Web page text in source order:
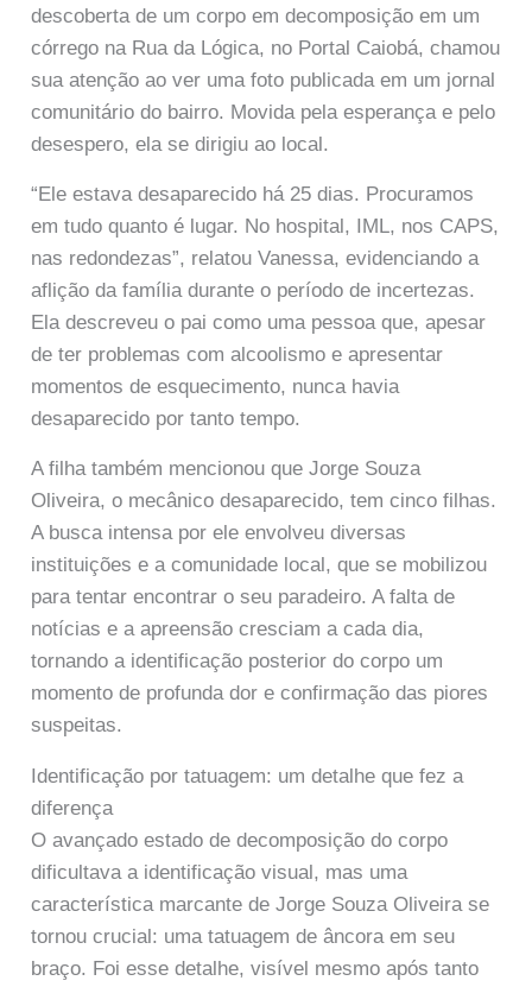
descoberta de um corpo em decomposição em um
córrego na Rua da Lógica, no Portal Caiobá, chamou
sua atenção ao ver uma foto publicada em um jornal
comunitário do bairro. Movida pela esperança e pelo
desespero, ela se dirigiu ao local.
“Ele estava desaparecido há 25 dias. Procuramos
em tudo quanto é lugar. No hospital, IML, nos CAPS,
nas redondezas”, relatou Vanessa, evidenciando a
aflição da família durante o período de incertezas.
Ela descreveu o pai como uma pessoa que, apesar
de ter problemas com alcoolismo e apresentar
momentos de esquecimento, nunca havia
desaparecido por tanto tempo.
A filha também mencionou que Jorge Souza
Oliveira, o mecânico desaparecido, tem cinco filhas.
A busca intensa por ele envolveu diversas
instituições e a comunidade local, que se mobilizou
para tentar encontrar o seu paradeiro. A falta de
notícias e a apreensão cresciam a cada dia,
tornando a identificação posterior do corpo um
momento de profunda dor e confirmação das piores
suspeitas.
Identificação por tatuagem: um detalhe que fez a
diferença
O avançado estado de decomposição do corpo
dificultava a identificação visual, mas uma
característica marcante de Jorge Souza Oliveira se
tornou crucial: uma tatuagem de âncora em seu
braço. Foi esse detalhe, visível mesmo após tanto